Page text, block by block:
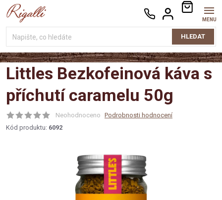
Přejít
na
HLEDAT
NÁKUPNÍ
KOŠÍK
Littles Bezkofeinová káva s
příchutí caramelu 50g
Neohodnoceno Podrobnosti hodnocení
Kód produktu: 6092